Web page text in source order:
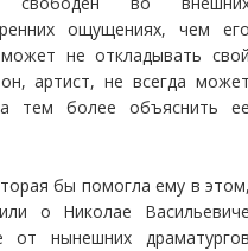
ощущениях, чем
не откладывать
артист, не всегда
тем более объяснить
бы помогла ему в
о Николае
от нынешних